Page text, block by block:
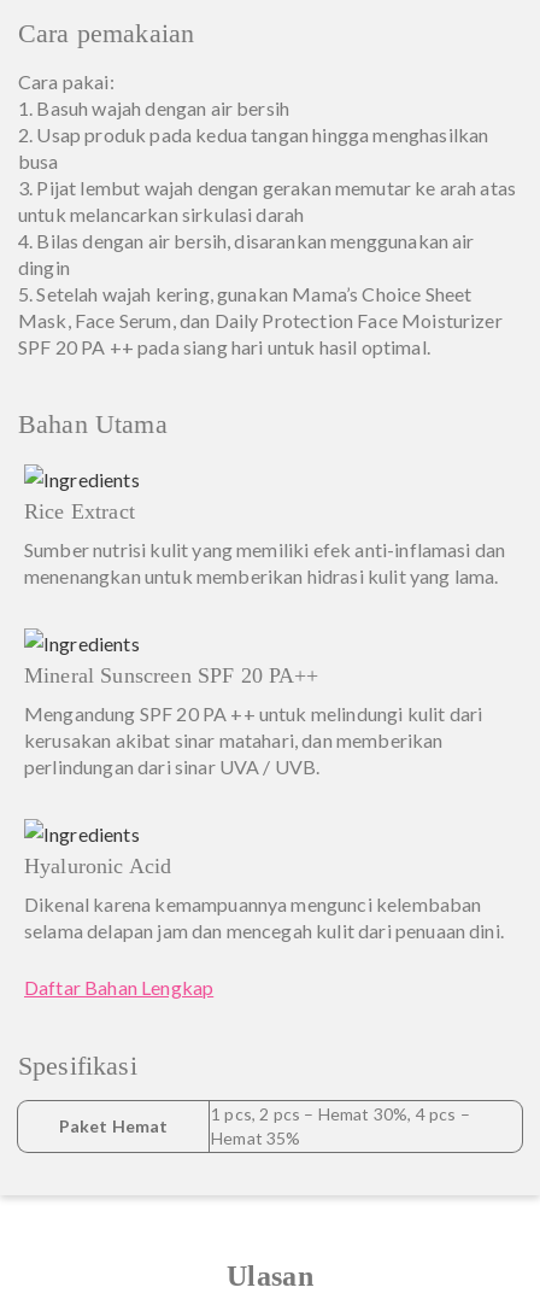
Cara pemakaian
Cara pakai:
1. Basuh wajah dengan air bersih
2. Usap produk pada kedua tangan hingga menghasilkan
busa
3. Pijat lembut wajah dengan gerakan memutar ke arah atas
untuk melancarkan sirkulasi darah
4. Bilas dengan air bersih, disarankan menggunakan air
dingin
5. Setelah wajah kering, gunakan Mama’s Choice Sheet
Mask, Face Serum, dan Daily Protection Face Moisturizer
SPF 20 PA ++ pada siang hari untuk hasil optimal.
Bahan Utama
Rice Extract
Sumber nutrisi kulit yang memiliki efek anti-inflamasi dan
menenangkan untuk memberikan hidrasi kulit yang lama.
Mineral Sunscreen SPF 20 PA++
Mengandung SPF 20 PA ++ untuk melindungi kulit dari
kerusakan akibat sinar matahari, dan memberikan
perlindungan dari sinar UVA / UVB.
Hyaluronic Acid
Dikenal karena kemampuannya mengunci kelembaban
selama delapan jam dan mencegah kulit dari penuaan dini.
Daftar Bahan Lengkap
Spesifikasi
Paket Hemat
1 pcs, 2 pcs – Hemat 30%, 4 pcs –
Hemat 35%
Ulasan